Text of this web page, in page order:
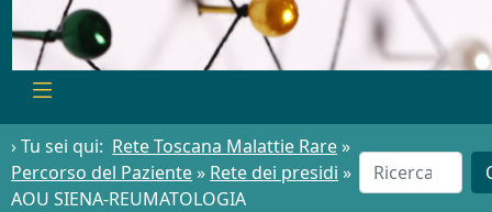
› Tu sei qui: Rete Toscana Malattie Rare»
Percorso del Paziente» Rete dei presidi »
AOU SIENA-REUMATOLOGIA